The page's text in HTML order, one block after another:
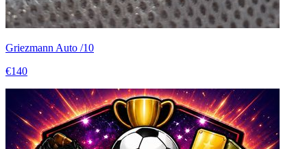
Griezmann Auto /10
€140